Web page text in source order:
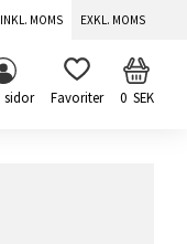
INKL. MOMS EXKL. MOMS
sidor FAVORITER 0SEK